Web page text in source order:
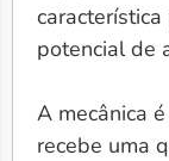
potencial de
A mecânica
recebe uma